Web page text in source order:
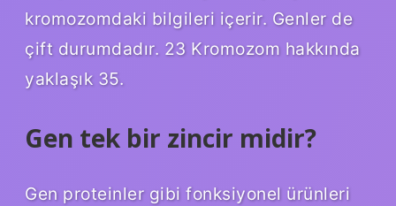
kromozomdaki bilgileri içerir. Genler de
çift durumdadır. 23 Kromozom hakkında
yaklaşık 35.
Gen tek bir zincir midir?
Gen proteinler gibi fonksiyonel ürünleri